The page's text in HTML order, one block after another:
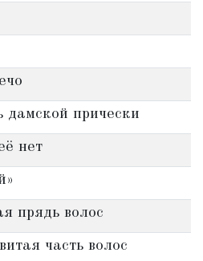
дамской прически
нет
прядь волос
часть волос